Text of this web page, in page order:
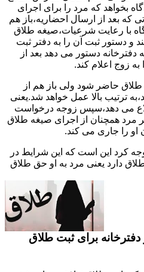
بخواهد که مرد را برای اجرای
بعد از ارسال احضاریه،باز هم
با رعایت شرعیات،صیغه طلاق
دستور ثبت آن را به دفتر ثبت
دستور می دهد بعد از
زوج اعلام کند.
حاضر شود ولی باز هم از
ترتیب بالا عمل خواهد شد.یعنی
می دهد،سپس زوجه درخواست
مرد همچنان از اجرای صیغه طلاق
او را جاری می کند.
توجه کرد این است که این شرایط در
دارد یعنی مرد به او حق طلاق
برای ثبت طلاق